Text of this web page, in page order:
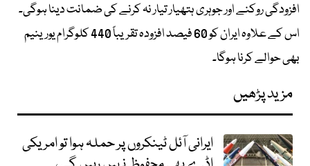
افزودگی روکنے اور جوہری ہتھیار تیار نہ کرنے کی ضمانت دینا ہوگی۔
اس کے علاوہ ایران کو 60 فیصد افزودہ تقریباً 440 کلوگرام یورینیم
بھی حوالے کرنا ہوگا۔
مزید پڑھیں
ایرانی آئل ٹینکروں پر حملہ ہوا تو امریکی